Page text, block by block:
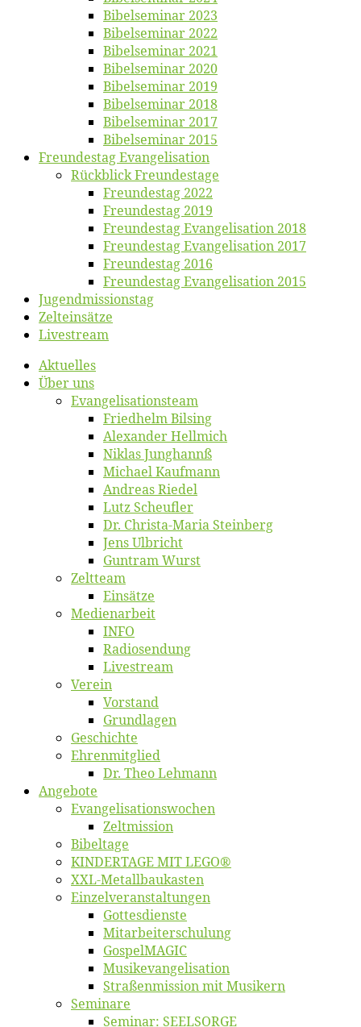
Bi­bel­se­mi­nar 2023
Bi­bel­se­mi­nar 2022
Bi­bel­se­mi­nar 2021
Bi­bel­se­mi­nar 2020
Bi­bel­se­mi­nar 2019
Bi­bel­se­mi­nar 2018
Bibelsemi­nar 2017
Bibelsemi­nar 2015
Freun­des­tag Evangelisation
Rück­blick Freundestage
Freun­des­tag 2022
Freun­des­tag 2019
Freun­des­tag Evan­ge­li­sa­ti­on 2018
Freun­des­tag Evan­ge­li­sa­ti­on 2017
Freun­des­tag 2016
Freun­des­tag Evan­ge­li­sa­ti­on 2015
Jugend­mis­sions­tag
Zelt­ein­sät­ze
Live­stream
Ak­tu­el­les
Über uns
Evangelisa­tions­team
Fried­helm Bilsing
Alex­an­der Hellmich
Ni­klas Junghannß
Mi­cha­el Kaufmann
An­dre­as Riedel
Lutz Scheuf­ler
Dr. Chris­­ta-Ma­ria Steinberg
Jens Ulb­richt
Gun­tram Wurst
Zelt­team
Ein­sät­ze
Me­di­en­ar­beit
INFO
Ra­dio­sen­dung
Live­stream
Ver­ein
Vor­stand
Grund­la­gen
Ge­schich­te
Eh­ren­mit­glied
Dr. Theo Lehmann
An­ge­bo­te
Evangelisa­tions­wo­chen
Zelt­mis­si­on
Bi­bel­ta­ge
KINDERTAGE MIT LEGO®
XXL-Me­­tal­l­­bau­­kas­­ten
Einzelver­an­stal­tungen
Got­tes­diens­te
Mitarbeiter­schulung
Gos­pel­MA­GIC
Musikevan­ge­li­sa­tion
Straßenmis­sion mit Musikern
Se­mi­na­re
Se­mi­nar: SEELSORGE